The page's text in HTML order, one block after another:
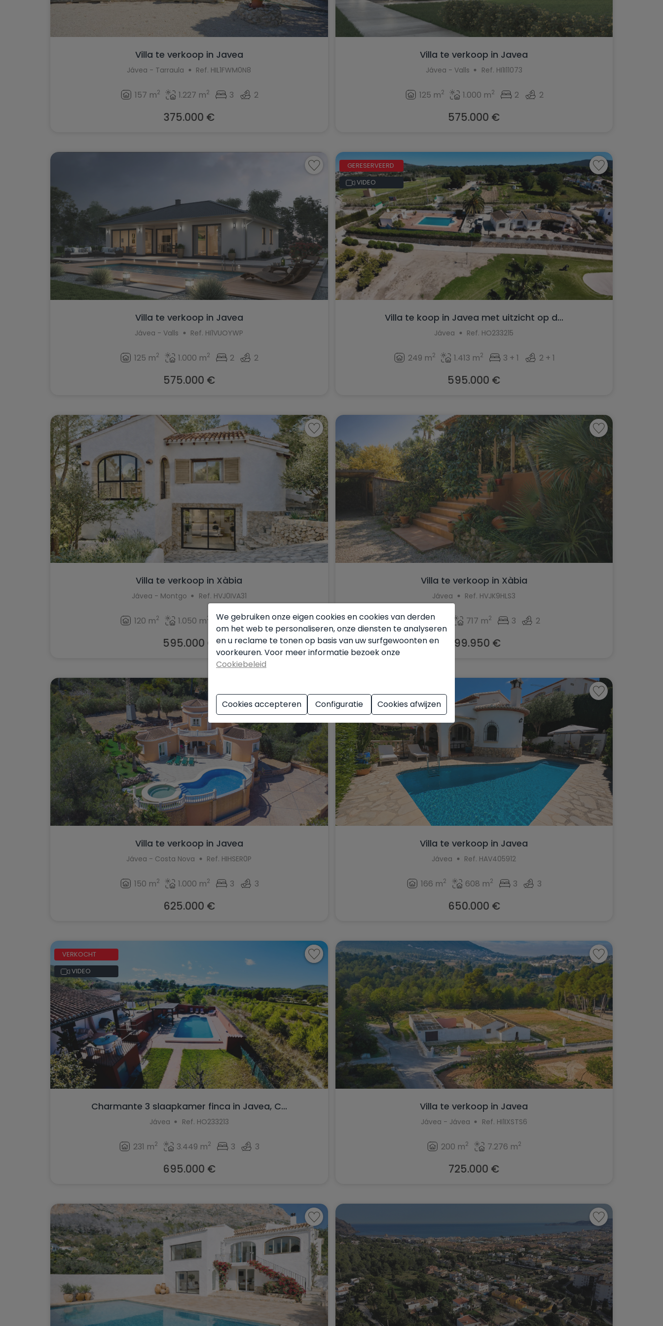
Benitachell
Callosa de Ensarriá
Denia
El Campello
El Verger
Elche
Elda
Els Poblets
Finestrat
Hondón de las Nieves
Jalón
Jávea
La Font d'en Carròs
La Marina
La Nucía
La Romana
La Xara
Los Montesinos
Macisvenda
Muchamiel
Mutxamel
Oliva
Ondara
Orba
Orihuela
Pinoso
Planes
Polop
Ráfol de Almunia
Relleu
Rojales
Sagra
Torre de la Horadada
Torrevieja
Villajoyosa
Villa te verkoop in Javea
Jávea - Tarraula Ref. HIL1FWM0N8
157 m2 1.227 m2 3 2
375.000 €
Villa te verkoop in Javea
Jávea - Valls Ref. HI1I11073
125 m2 1.000 m2 2 2
575.000 €
Villa te verkoop in Javea
Jávea - Valls Ref. HI1VUOYWP
125 m2 1.000 m2 2 2
575.000 €
GERESERVEERD
VIDEO
Villa te koop in Javea met uitzicht op d...
Jávea Ref. HO233215
249 m2 1.413 m2 3 + 1 2 + 1
595.000 €
Villa te verkoop in Xàbia
Jávea - Montgo Ref. HVJ0IVA31
120 m2 1.050 m2 2 2
595.000 €
Villa te verkoop in Xàbia
Jávea Ref. HVJK9HLS3
135 m 717 m2 3 2
599.950 €
Villa te verkoop in Javea
Jávea - Costa Nova Ref. HIHSER0P
150 m2 1.000 m2 3 3
625.000 €
Villa te verkoop in Javea
Jávea Ref. HAV405912
166 m2 608 m2 3 3
650.000 €
VERKOCHT
VIDEO
Charmante 3 slaapkamer finca in Javea, C...
Jávea Ref. HO233213
231 m2 3.449 m2 3 3
695.000 €
Villa te verkoop in Javea
Jávea - Jávea Ref. HI1IXSTS6
200 m2 7.276 m2
725.000 €
We gebruiken onze eigen cookies en cookies van derden
om het web te personaliseren, onze diensten te analyseren
en u reclame te tonen op basis van uw surfgewoonten en
voorkeuren. Voor meer informatie bezoek onze
Cookiebeleid
Cookies accepteren Configuratie Cookies afwijzen